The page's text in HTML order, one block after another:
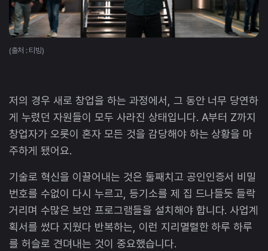
(출처 : 티빙)
저의 경우 새로 창업을 하는 과정에서, 그 동안 너무 당연하
게 누렸던 자원들이 모두 사라진 상태입니다. A부터 Z까지
창업자가 오롯이 혼자 모든 것을 감당해야 하는 상황을 마
주하게 됐어요.
기술로 혁신을 이끌어내는 것은 둘째치고 공인인증서 비밀
번호를 수없이 다시 누르고, 등기소를 제 집 드나들듯 들락
거리며 수많은 보안 프로그램들을 설치해야 합니다. 사업계
획서를 썼다 지웠다 반복하는, 이런 지리멸렬한 하루 하루
를 허슬로 견뎌내는 것이 중요했습니다.